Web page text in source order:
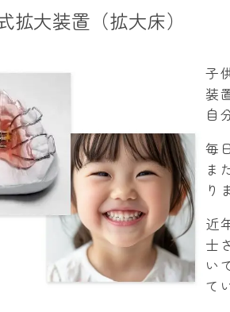
拡大装置（拡大床）
子
装
自
毎
ま
り
近
士
い
て